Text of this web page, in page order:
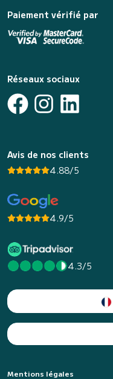
Paiement vérifié par
Réseaux sociaux
Avis de nos clients
4.88/5
4.9/5
4.3/5
Mentions légales